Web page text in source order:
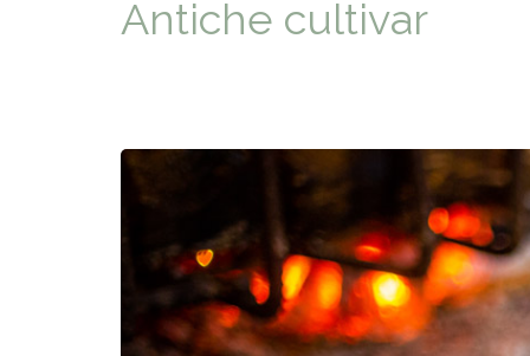
Antiche cultivar